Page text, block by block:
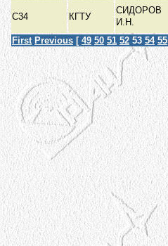
С34 КГТУ
СИДОРОВ
И.Н.
First Previous [ 49 50 51 52 53 54 55